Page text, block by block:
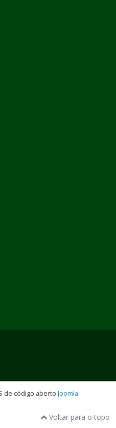
de código aberto Joomla
Voltar para o topo